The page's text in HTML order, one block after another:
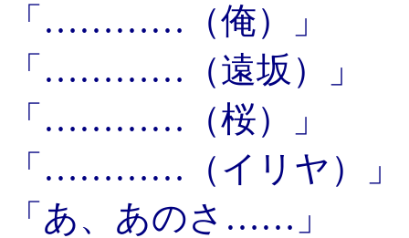
「…………（俺）」
「…………（遠坂）」
「…………（桜）」
「…………（イリヤ）」
「あ、あのさ……」